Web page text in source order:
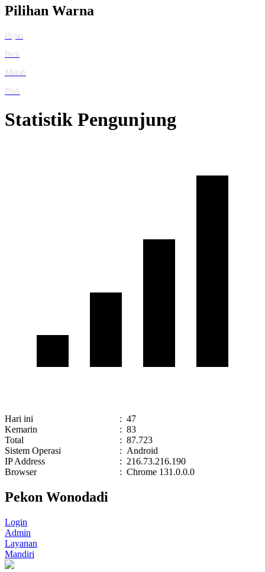
Pilihan Warna
Hijau
Biru
Merah
Pink
Statistik Pengunjung
Hari ini : 47
Kemarin
: 83
Total
: 87.723
Sistem Operasi
: Android
IP Address
: 216.73.216.190
Browser
: Chrome 131.0.0.0
Pekon Wonodadi
Login
Admin
Layanan
Mandiri